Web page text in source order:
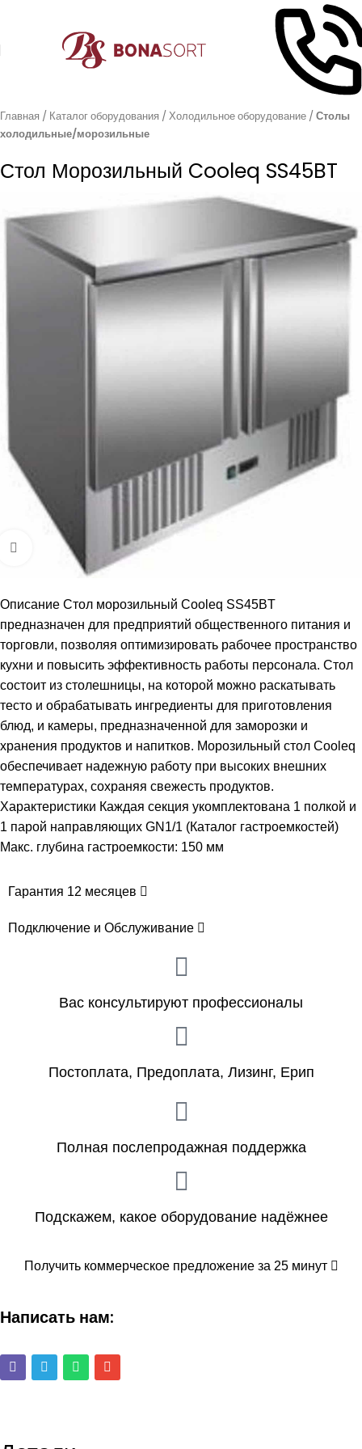
Главная Каталог оборудования Холодильное оборудование
Столы
холодильные/морозильные
Стол Морозильный Cooleq SS45BT
Увеличить
Описание Стол морозильный Cooleq SS45BT
предназначен для предприятий общественного питания и
торговли, позволяя оптимизировать рабочее пространство
кухни и повысить эффективность работы персонала. Стол
состоит из столешницы, на которой можно раскатывать
тесто и обрабатывать ингредиенты для приготовления
блюд, и камеры, предназначенной для заморозки и
хранения продуктов и напитков. Морозильный стол Cooleq
обеспечивает надежную работу при высоких внешних
температурах, сохраняя свежесть продуктов.
Характеристики Каждая секция укомплектована 1 полкой и
1 парой направляющих GN1/1 (Каталог гастроемкостей) ​
Макс. глубина гастроемкости: 150 мм
Гарантия 12 месяцев
Подключение и Обслуживание
Вас консультируют профессионалы
Постоплата, Предоплата, Лизинг, Ерип
Полная послепродажная поддержка
Подскажем, какое оборудование надёжнее
Получить коммерческое предложение за 25 минут
Написать нам: